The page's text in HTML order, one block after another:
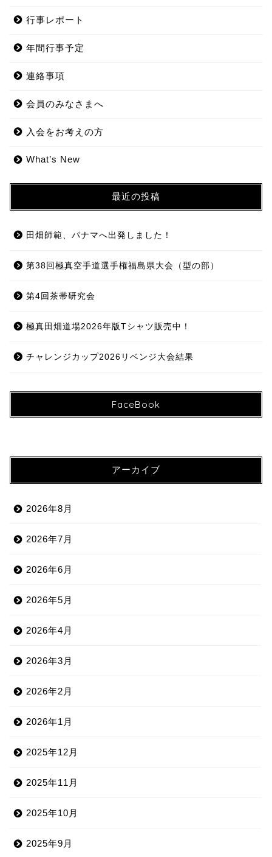
行事レポート
年間行事予定
連絡事項
会員のみなさまへ
入会をお考えの方
What’s New
最近の投稿
田畑師範、パナマへ出発しました！
第38回極真空手道選手権福島県大会（型の部）
第4回茶帯研究会
極真田畑道場2026年版Tシャツ販売中！
チャレンジカップ2026リベンジ大会結果
FaceBook
アーカイブ
2026年8月
2026年7月
2026年6月
2026年5月
2026年4月
2026年3月
2026年2月
2026年1月
2025年12月
2025年11月
2025年10月
2025年9月